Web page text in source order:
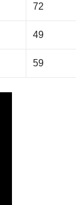
72
49
59